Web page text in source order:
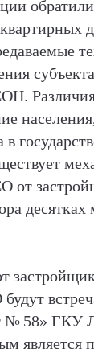
от
№ 58»
является